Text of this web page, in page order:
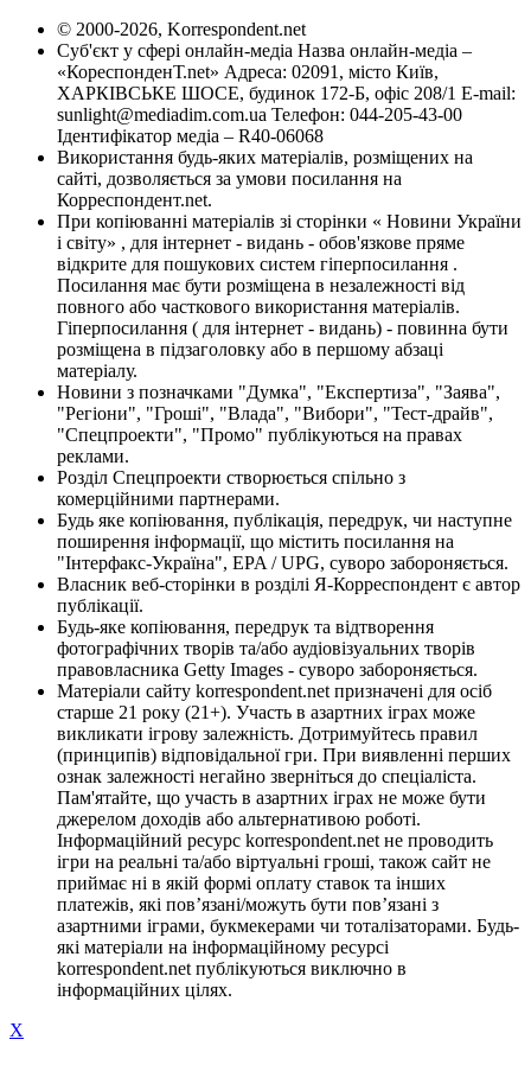
© 2000-2026, Korrespondent.net
Суб'єкт у сфері онлайн-медіа Назва онлайн-медіа –
«КореспонденТ.net» Адреса: 02091, місто Київ,
ХАРКІВСЬКЕ ШОСЕ, будинок 172-Б, офіс 208/1 E-mail:
sunlight@mediadim.com.ua Телефон: 044-205-43-00
Ідентифікатор медіа – R40-06068
Використання будь-яких матеріалів, розміщених на
сайті, дозволяється за умови посилання на
Корреспондент.net.
При копіюванні матеріалів зі сторінки « Новини України
і світу» , для інтернет - видань - обов'язкове пряме
відкрите для пошукових систем гіперпосилання .
Посилання має бути розміщена в незалежності від
повного або часткового використання матеріалів.
Гіперпосилання ( для інтернет - видань) - повинна бути
розміщена в підзаголовку або в першому абзаці
матеріалу.
Новини з позначками "Думка", "Експертиза", "Заява",
"Регіони", "Гроші", "Влада", "Вибори", "Тест-драйв",
"Спецпроекти", "Промо" публікуються на правах
реклами.
Розділ Спецпроекти створюється спільно з
комерційними партнерами.
Будь яке копіювання, публікація, передрук, чи наступне
поширення інформації, що містить посилання на
"Інтерфакс-Україна", EPA / UPG, суворо забороняється.
Власник веб-сторінки в розділі Я-Корреспондент є автор
публікації.
Будь-яке копіювання, передрук та відтворення
фотографічних творів та/або аудіовізуальних творів
правовласника Getty Images - суворо забороняється.
Матеріали сайту korrespondent.net призначені для осіб
старше 21 року (21+). Участь в азартних іграх може
викликати ігрову залежність. Дотримуйтесь правил
(принципів) відповідальної гри. При виявленні перших
ознак залежності негайно зверніться до спеціаліста.
Пам'ятайте, що участь в азартних іграх не може бути
джерелом доходів або альтернативою роботі.
Інформаційний ресурс korrespondent.net не проводить
ігри на реальні та/або віртуальні гроші, також сайт не
приймає ні в якій формі оплату ставок та інших
платежів, які пов’язані/можуть бути пов’язані з
азартними іграми, букмекерами чи тоталізаторами. Будь-
які матеріали на інформаційному ресурсі
korrespondent.net публікуються виключно в
інформаційних цілях.
X